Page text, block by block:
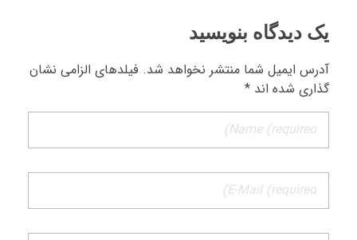
یک دیدگاه بنویسید
آدرس ایمیل شما منتشر نخواهد شد. فیلدهای الزامی نشان
گذاری شده اند *